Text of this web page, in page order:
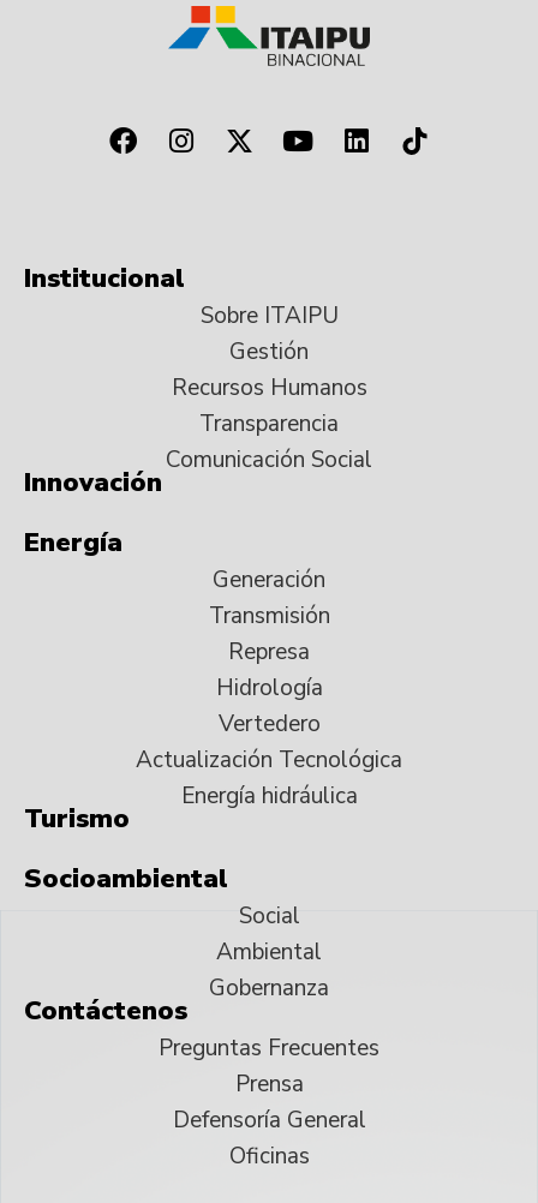
Institucional
Sobre ITAIPU
Gestión
Recursos Humanos
Transparencia
Comunicación Social
Innovación
Energía
Generación
Transmisión
Represa
Hidrología
Vertedero
Actualización Tecnológica
Energía hidráulica
Turismo
Socioambiental
Social
Ambiental
Gobernanza
Contáctenos
Preguntas Frecuentes
Prensa
Defensoría General
Oficinas